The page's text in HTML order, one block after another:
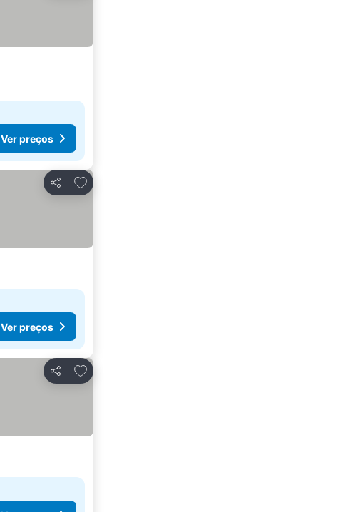
Ver preços
Partilhar
Adicionar aos favoritos
Ver preços
Partilhar
Adicionar aos favoritos